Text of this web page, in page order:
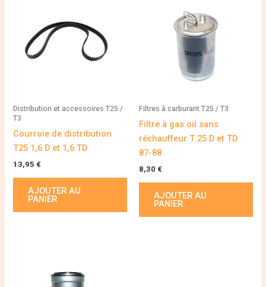
Distribution et accessoires T25 /
T3
Courroie de distribution
T25 1,6 D et 1,6 TD
13,95 €
AJOUTER AU
PANIER
Filtres à carburant T25 / T3
Filtre à gas oil sans
réchauffeur T 25 D et TD
87-88
8,30 €
AJOUTER AU
PANIER